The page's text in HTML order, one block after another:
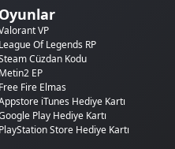
Oyunlar
VP
League Of Legends RP
Cüzdan Kodu
Metin2 EP
Free Fire Elmas
iTunes Hediye Kartı
Play Hediye Kartı
PlayStation Store Hediye Kartı